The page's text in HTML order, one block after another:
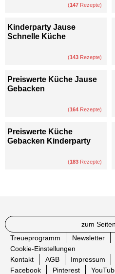
(147 Rezepte)
Kinderparty Jause
Schnelle Küche
(143 Rezepte)
Preiswerte Küche Jause
Gebacken
(164 Rezepte)
Preiswerte Küche
Gebacken Kinderparty
(183 Rezepte)
zum
Treueprogramm
Newsletter
Cookie-Einstellungen
Kontakt
AGB Impressum
Facebook
Pinterest